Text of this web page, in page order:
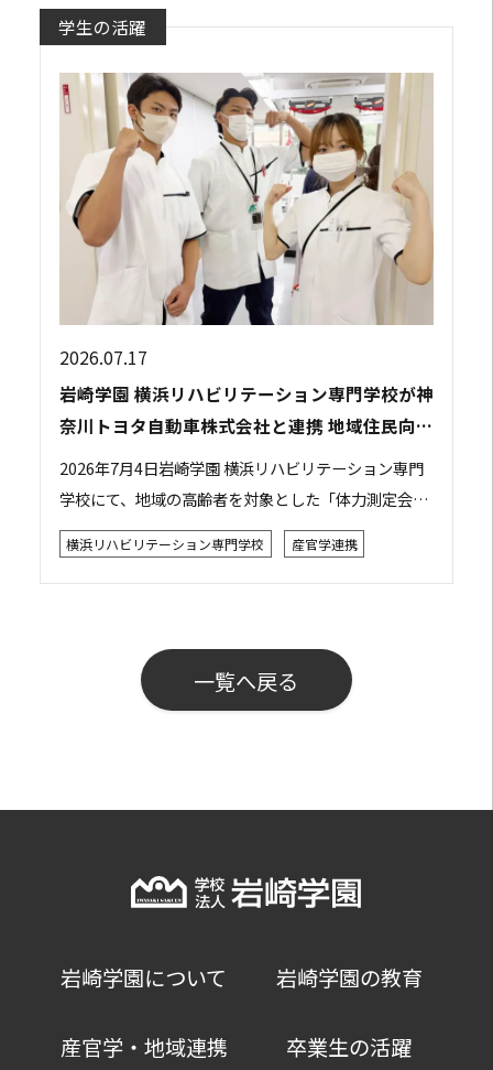
学生の活躍
2026.07.17
岩崎学園 横浜リハビリテーション専門学校が神
奈川トヨタ自動車株式会社と連携 地域住民向け
の体力測定会を開催
2026年7月4日岩崎学園 横浜リハビリテーション専門
学校にて、地域の高齢者を対象とした「体力測定会と
神奈川トヨタ連携企画」を開催しました。理学療法士
を目指す学生が神奈川トヨタ自動車株式会社と...
横浜リハビリテーション専門学校 産官学連携
一覧へ戻る
岩崎学園について 岩崎学園の教育
産官学・地域連携 卒業生の活躍